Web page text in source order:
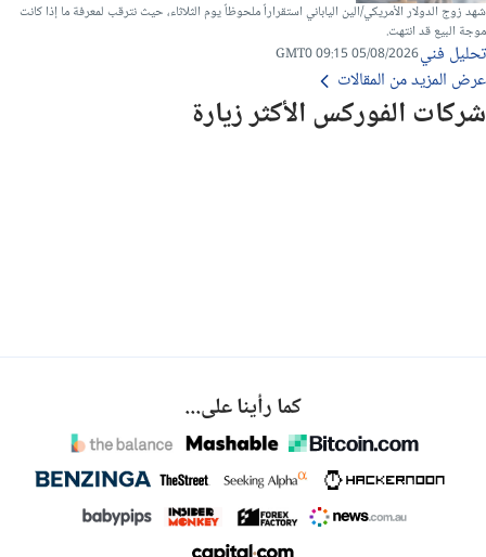
شركات الفوركس الأكثر زيارة
شهد زوج الدولار الأمريكي/الين الياباني استقراراً ملحوظاً يوم الثلاثاء، حيث نترقب لمعرفة ما إذا كانت
موجة البيع قد انتهت.
تحليل فني05/08/2026 09:15 GMT0
عرض المزيد من المقالات
كما رأينا على...